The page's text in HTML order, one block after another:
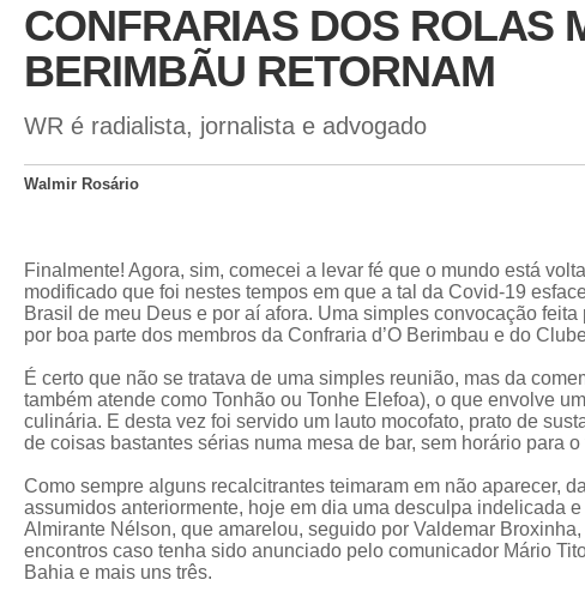
CONFRARIAS DOS ROLAS
BERIMBÃU RETORNAM
WR é radialista, jornalista e advogado
Walmir Rosário
Finalmente! Agora, sim, comecei a levar fé que o mundo está
modificado que foi nestes tempos em que a tal da Covid-19
Brasil de meu Deus e por aí afora. Uma simples convocação
por boa parte dos membros da Confraria d’O Berimbau e do
É certo que não se tratava de uma simples reunião, mas da
também atende como Tonhão ou Tonhe Elefoa), o que envolve
culinária. E desta vez foi servido um lauto mocofato, prato de
de coisas bastantes sérias numa mesa de bar, sem horário para o
Como sempre alguns recalcitrantes teimaram em não aparecer,
assumidos anteriormente, hoje em dia uma desculpa indelicada
Almirante Nélson, que amarelou, seguido por Valdemar
encontros caso tenha sido anunciado pelo comunicador Mário
Bahia e mais uns três.